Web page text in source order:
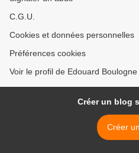
C.G.U.
Cookies et données personnelles
Préférences cookies
Voir le profil de Edouard
Créer un blog
Créer